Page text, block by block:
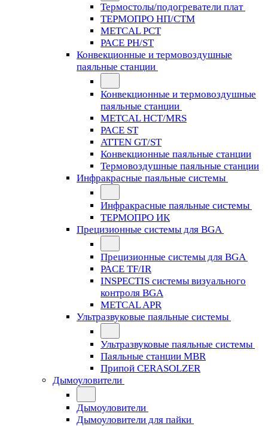
Термостолы/подогреватели плат
ТЕРМОПРО НП/СТМ
METCAL PCT
PACE PH/ST
Конвекционные и термовоздушные
паяльные станции
Конвекционные и термовоздушные
паяльные станции
METCAL HCT/MRS
PACE ST
ATTEN GT/ST
Конвекционные паяльные станции
Термовоздушные паяльные станции
Инфракрасные паяльные системы
Инфракрасные паяльные системы
ТЕРМОПРО ИК
Прецизионные системы для BGA
Прецизионные системы для BGA
PACE TF/IR
INSPECTIS системы визуального
контроля BGA
METCAL APR
Ультразвуковые паяльные системы
Ультразвуковые паяльные системы
Паяльные станции MBR
Припой CERASOLZER
Дымоуловители
Дымоуловители
Дымоуловители для пайки